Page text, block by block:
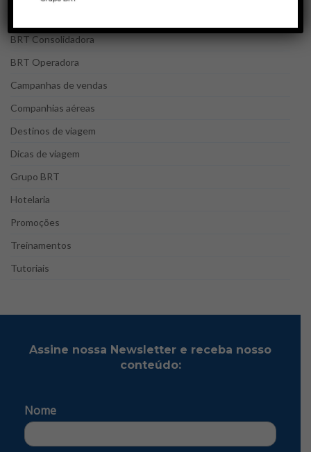
BRT Consolidadora
BRT Operadora
Campanhas de vendas
Companhias aéreas
Destinos de viagem
Dicas de viagem
Grupo BRT
Hotelaria
Promoções
Treinamentos
Tutoriais
Assine nossa Newsletter e receba nosso
conteúdo:
Nome